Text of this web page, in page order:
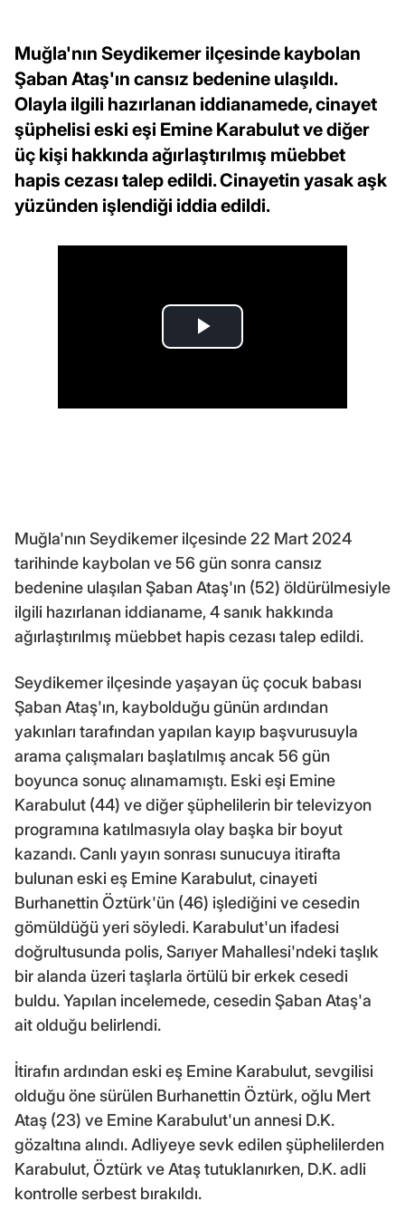
Muğla'nın Seydikemer ilçesinde kaybolan
Şaban Ataş'ın cansız bedenine ulaşıldı.
Olayla ilgili hazırlanan iddianamede, cinayet
şüphelisi eski eşi Emine Karabulut ve diğer
üç kişi hakkında ağırlaştırılmış müebbet
hapis cezası talep edildi. Cinayetin yasak aşk
yüzünden işlendiği iddia edildi.
Muğla'nın Seydikemer ilçesinde 22 Mart 2024
tarihinde kaybolan ve 56 gün sonra cansız
bedenine ulaşılan Şaban Ataş'ın (52) öldürülmesiyle
ilgili hazırlanan iddianame, 4 sanık hakkında
ağırlaştırılmış müebbet hapis cezası talep edildi.
Seydikemer ilçesinde yaşayan üç çocuk babası
Şaban Ataş'ın, kaybolduğu günün ardından
yakınları tarafından yapılan kayıp başvurusuyla
arama çalışmaları başlatılmış ancak 56 gün
boyunca sonuç alınamamıştı. Eski eşi Emine
Karabulut (44) ve diğer şüphelilerin bir televizyon
programına katılmasıyla olay başka bir boyut
kazandı. Canlı yayın sonrası sunucuya itirafta
bulunan eski eş Emine Karabulut, cinayeti
Burhanettin Öztürk'ün (46) işlediğini ve cesedin
gömüldüğü yeri söyledi. Karabulut'un ifadesi
doğrultusunda polis, Sarıyer Mahallesi'ndeki taşlık
bir alanda üzeri taşlarla örtülü bir erkek cesedi
buldu. Yapılan incelemede, cesedin Şaban Ataş'a
ait olduğu belirlendi.
İtirafın ardından eski eş Emine Karabulut, sevgilisi
olduğu öne sürülen Burhanettin Öztürk, oğlu Mert
Ataş (23) ve Emine Karabulut'un annesi D.K.
gözaltına alındı. Adliyeye sevk edilen şüphelilerden
Karabulut, Öztürk ve Ataş tutuklanırken, D.K. adli
kontrolle serbest bırakıldı.